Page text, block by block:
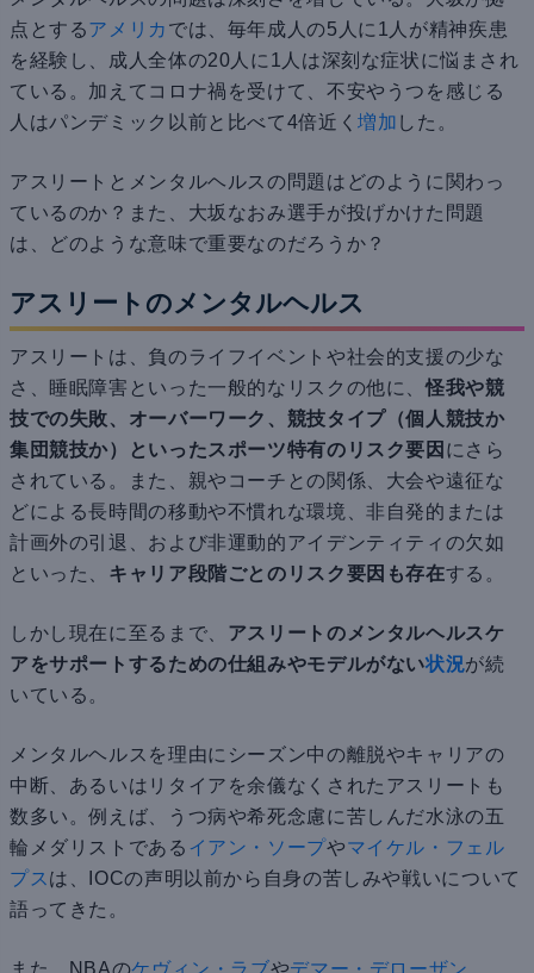
点とするアメリカ では、毎年成人の5人に1人が精神疾患
を経験し、成人全体の20人に1人は深刻な症状に悩まされ
ている。加えてコロナ禍を受けて、不安やうつを感じる
人はパンデミック以前と比べて4倍近く増加 した。
アスリートとメンタルヘルスの問題はどのように関わっ
ているのか？また、大坂なおみ選手が投げかけた問題
は、どのような意味で重要なのだろうか？
アスリートのメンタルヘルス
アスリートは、負のライフイベントや社会的支援の少な
さ、睡眠障害といった一般的なリスクの他に、怪我や競
技での失敗、オーバーワーク、競技タイプ（個人競技か
集団競技か）といったスポーツ特有のリスク要因 にさら
されている。また、親やコーチとの関係、大会や遠征な
どによる長時間の移動や不慣れな環境、非自発的または
計画外の引退、および非運動的アイデンティティの欠如
といった、 キャリア段階ごとのリスク要因も存在する。
しかし現在に至るまで、 アスリートのメンタルヘルスケ
アをサポートするための仕組みやモデルがない状況が続
いている。
メンタルヘルスを理由にシーズン中の離脱やキャリアの
中断、あるいはリタイアを余儀なくされたアスリートも
数多い。例えば、うつ病や希死念慮に苦しんだ水泳の五
輪メダリストである イアン・ソープやマイケル・フェル
プス は、IOCの声明以前から自身の苦しみや戦いについて
語ってきた。
また、NBAのケヴィン・ラブやデマー・デローザン